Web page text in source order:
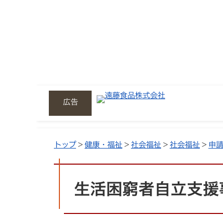
広告
トップ> 健康・福祉 > 社会福祉 > 社会福祉 > 申
生活困窮者自立支援